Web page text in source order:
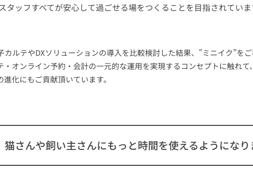
ッフすべてが安心して過ごせる場をつくることを目指されていま
ルテやDXソリューションの導入を比較検討した結果、”ミニイク”を
オンライン予約・会計の一元的な運用を実現するコンセプトに触れ
化にもご貢献頂いています。
猫さんや飼い主さんにもっと時間を使えるようになり